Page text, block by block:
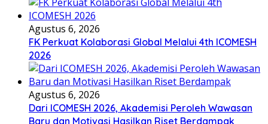
Agustus 6, 2026
FK Perkuat Kolaborasi Global Melalui 4th ICOMESH
2026
Agustus 6, 2026
Dari ICOMESH 2026, Akademisi Peroleh Wawasan
Baru dan Motivasi Hasilkan Riset Berdampak